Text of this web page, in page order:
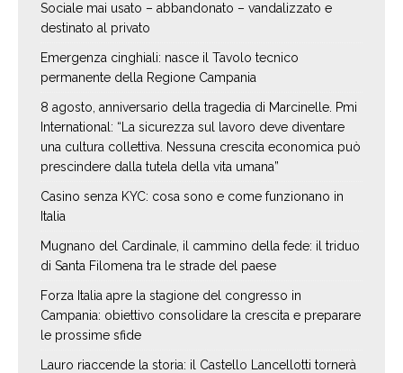
Sociale mai usato – abbandonato – vandalizzato e
destinato al privato
Emergenza cinghiali: nasce il Tavolo tecnico
permanente della Regione Campania
8 agosto, anniversario della tragedia di Marcinelle. Pmi
International: “La sicurezza sul lavoro deve diventare
una cultura collettiva. Nessuna crescita economica può
prescindere dalla tutela della vita umana”
Casino senza KYC: cosa sono e come funzionano in
Italia
Mugnano del Cardinale, il cammino della fede: il triduo
di Santa Filomena tra le strade del paese
Forza Italia apre la stagione del congresso in
Campania: obiettivo consolidare la crescita e preparare
le prossime sfide
Lauro riaccende la storia: il Castello Lancellotti tornerà